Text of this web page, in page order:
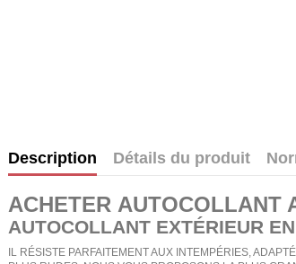
Description Détails du produit
ACHETER AUTOCOLLANT
AUTOCOLLANT EXTÉRIEUR
IL RÉSISTE PARFAITEMENT AUX INTEMPÉRIES,